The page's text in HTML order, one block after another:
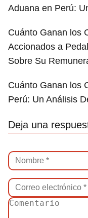
Aduana en Perú:
Cuánto Ganan los
Accionados a
Sobre Su
Cuánto Ganan los
Perú: Un Análisis
Deja una